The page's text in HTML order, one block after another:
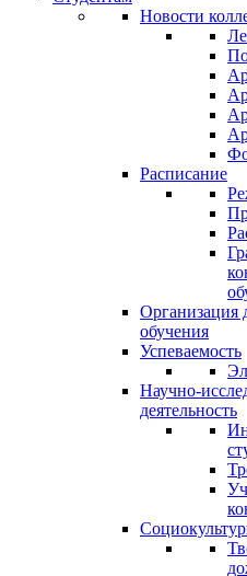
Новости
Расписание
Организация
обучения
Успеваемость
Научно-
деятельность